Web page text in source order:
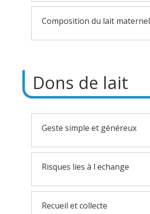
Composition du lait maternel
Dons de lait
Geste simple et généreux
Risques lies à l echange
Recueil et collecte